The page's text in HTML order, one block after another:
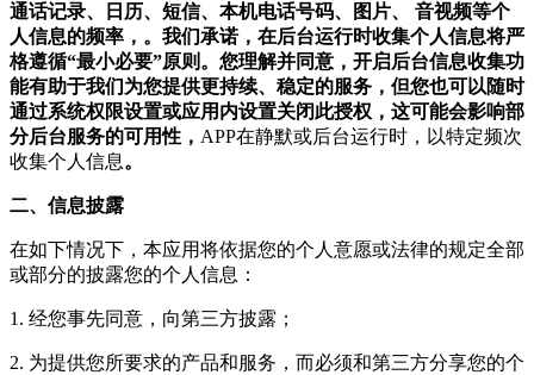
通话记录、日历、短信、本机电话号码、图片、 音视频等个
人信息的频率，。我们承诺，在后台运行时收集个人信息将严
格遵循“最小必要”原则。您理解并同意，开启后台信息收集功
能有助于我们为您提供更持续、稳定的服务，但您也可以随时
通过系统权限设置或应用内设置关闭此授权，这可能会影响部
分后台服务的可用性， APP在静默或后台运行时，以特定频次
收集个人信息。
二、信息披露
在如下情况下，本应用将依据您的个人意愿或法律的规定全部
或部分的披露您的个人信息：
1. 经您事先同意，向第三方披露；
2. 为提供您所要求的产品和服务，而必须和第三方分享您的个